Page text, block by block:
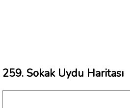
259. Sokak Uydu Haritası